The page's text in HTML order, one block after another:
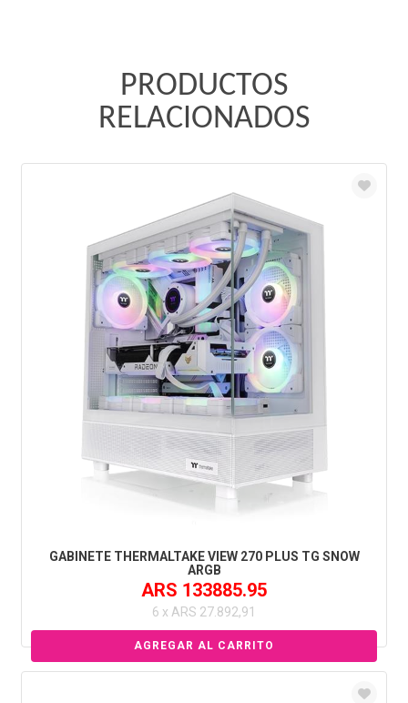
PRODUCTOS
RELACIONADOS
GABINETE THERMALTAKE VIEW 270 PLUS TG SNOW
ARGB
ARS 133885.95
6 x ARS 27.892,91